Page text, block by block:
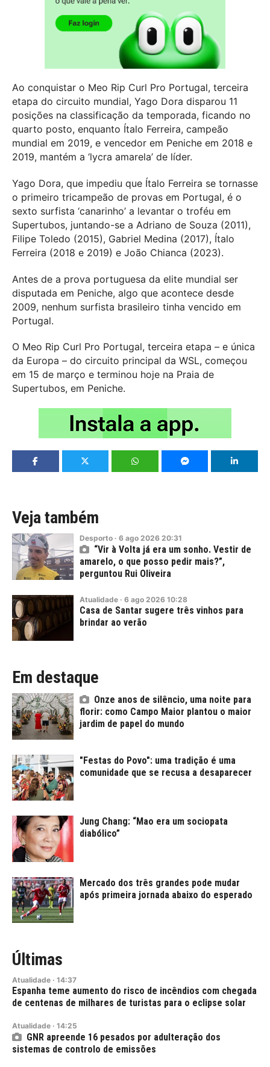
Ao conquistar o Meo Rip Curl Pro Portugal, terceira
etapa do circuito mundial, Yago Dora disparou 11
posições na classificação da temporada, ficando no
quarto posto, enquanto Ítalo Ferreira, campeão
mundial em 2019, e vencedor em Peniche em 2018 e
2019, mantém a ‘lycra amarela’ de líder.
Yago Dora, que impediu que Ítalo Ferreira se tornasse
o primeiro tricampeão de provas em Portugal, é o
sexto surfista ‘canarinho’ a levantar o troféu em
Supertubos, juntando-se a Adriano de Souza (2011),
Filipe Toledo (2015), Gabriel Medina (2017), Ítalo
Ferreira (2018 e 2019) e João Chianca (2023).
Antes de a prova portuguesa da elite mundial ser
disputada em Peniche, algo que acontece desde
2009, nenhum surfista brasileiro tinha vencido em
Portugal.
O Meo Rip Curl Pro Portugal, terceira etapa – e única
da Europa – do circuito principal da WSL, começou
em 15 de março e terminou hoje na Praia de
Supertubos, em Peniche.
Veja também
Desporto · 6 ago 2026 20:31
“Vir à Volta já era um sonho. Vestir de
amarelo, o que posso pedir mais?”,
perguntou Rui Oliveira
Atualidade · 6 ago 2026 10:28
Casa de Santar sugere três vinhos para
brindar ao verão
Em destaque
Onze anos de silêncio, uma noite para
florir: como Campo Maior plantou o maior
jardim de papel do mundo
"Festas do Povo": uma tradição é uma
comunidade que se recusa a desaparecer
Jung Chang: “Mao era um sociopata
diabólico”
Mercado dos três grandes pode mudar
após primeira jornada abaixo do esperado
Últimas
Atualidade · 14:37
Espanha teme aumento do risco de incêndios com chegada
de centenas de milhares de turistas para o eclipse solar
Atualidade · 14:25
GNR apreende 16 pesados por adulteração dos
sistemas de controlo de emissões